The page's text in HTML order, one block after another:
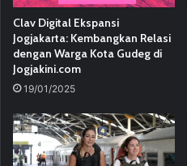
Clav Digital Ekspansi
Jogjakarta: Kembangkan Relasi
dengan Warga Kota Gudeg di
Jogjakini.com
19/01/2025